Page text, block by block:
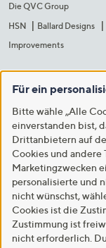
Die QVC Group
HSN
Ballard Designs
Improvements
Für ein
Bitte wähle „Alle
einverstanden bist,
Drittanbietern auf
Cookies und andere
Marketingzwecken
personalisierte und
nicht wünschst,
Cookies ist die
Zustimmung ist
nicht erforderlich.